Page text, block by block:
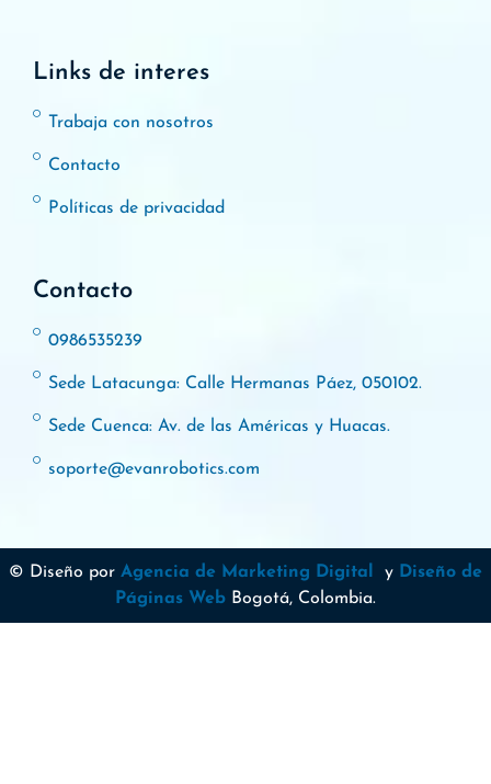
Links de interes
Trabaja con nosotros
Contacto
Políticas de privacidad
Contacto
0986535239
Sede Latacunga: Calle Hermanas Páez, 050102.
Sede Cuenca: Av. de las Américas y Huacas.
soporte@evanrobotics.com
© Diseño por Agencia de Marketing Digital y Diseño de
Páginas Web Bogotá, Colombia.